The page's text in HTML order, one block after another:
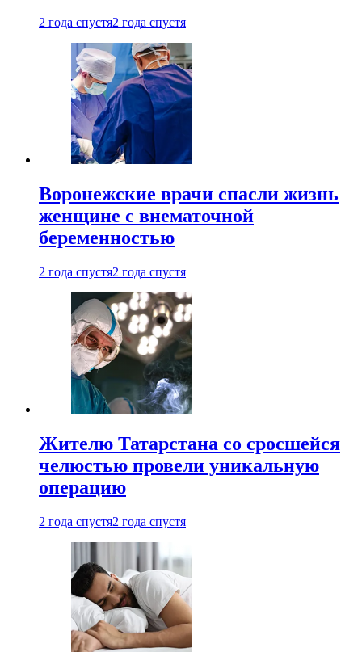
2 года спустя2 года спустя
Воронежские врачи спасли жизнь
женщине с внематочной
беременностью
2 года спустя2 года спустя
Жителю Татарстана со сросшейся
челюстью провели уникальную
операцию
2 года спустя2 года спустя